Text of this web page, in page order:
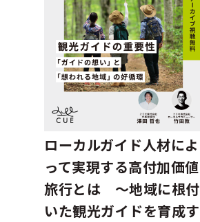
ローカルガイド人材によ
って実現する高付加価値
旅行とは ～地域に根付
いた観光ガイドを育成す